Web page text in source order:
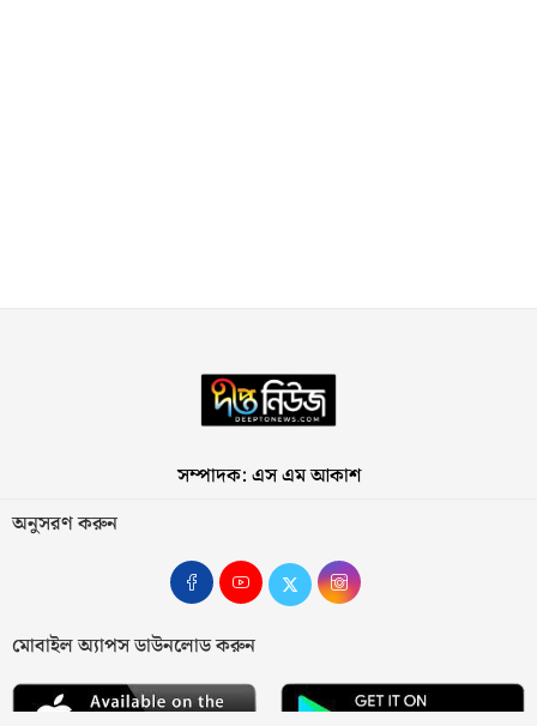
সম্পাদক: এস এম আকাশ
অনুসরণ করুন
মোবাইল অ্যাপস ডাউনলোড করুন